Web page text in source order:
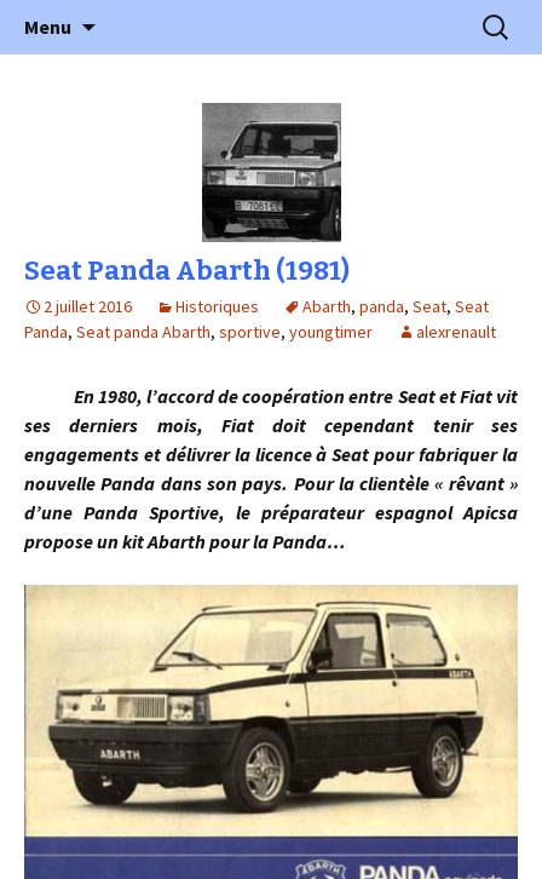
l'Automobile Ancienne
l'automobile ancienne : articles, historiques
…
Menu
Seat Panda Abarth (1981)
2 juillet 2016 Historiques Abarth, panda, Seat, Seat
Panda, Seat panda Abarth, sportive, youngtimer alexrenault
En 1980, l’accord de coopération entre Seat et Fiat vit
ses derniers mois, Fiat doit cependant tenir ses
engagements et délivrer la licence à Seat pour fabriquer la
nouvelle Panda dans son pays. Pour la clientèle « rêvant »
d’une Panda Sportive, le préparateur espagnol Apicsa
propose un kit Abarth pour la Panda…